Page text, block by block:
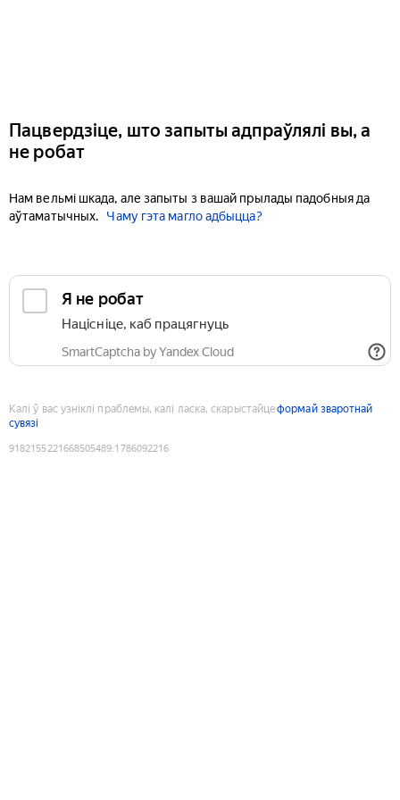
Пацвердзіце, што запыты адпраўлялі вы, а
не робат
Нам вельмі шкада, але запыты з вашай прылады падобныя да
аўтаматычных.
Чаму гэта магло адбыцца?
Я не робат
Націсніце, каб працягнуць
SmartCaptcha by Yandex Cloud
Калі ў вас узніклі праблемы, калі ласка, скарыстайцеформай зваротнай
сувязі
9182155221668505489:1786092216